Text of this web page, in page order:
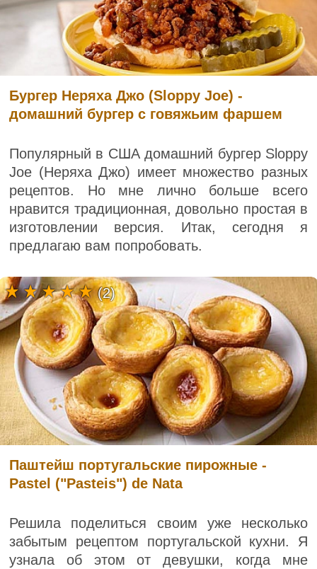
Бургер Неряха Джо (Sloppy Joe) -
домашний бургер с говяжьим фаршем
Популярный в США домашний бургер Sloppy
Joe (Неряха Джо) имеет множество разных
рецептов. Но мне лично больше всего
нравится традиционная, довольно простая в
изготовлении версия. Итак, сегодня я
предлагаю вам попробовать.
Паштейш португальские пирожные -
Pastel ("Pasteis") de Nata
Решила поделиться своим уже несколько
забытым рецептом португальской кухни. Я
узнала об этом от девушки, когда мне
(2)